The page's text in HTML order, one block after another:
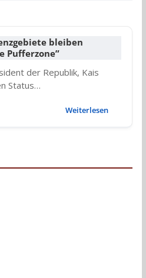
bleiben
Pufferzone”
der Republik, Kais
Status…
Weiterlesen